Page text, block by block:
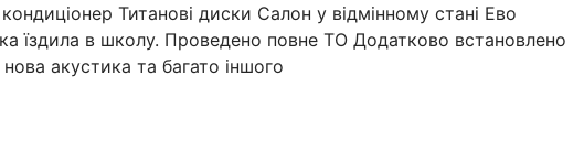
Титанові диски Салон у відмінному стані Ево
їздила в школу. Проведено повне ТО Додатково встановлено
акустика та багато іншого